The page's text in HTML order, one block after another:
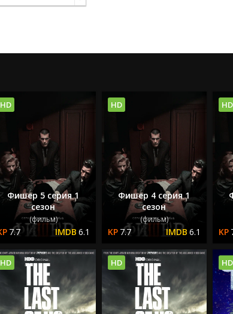
Фишер 5 серия 1
сезон
(фильм)
7.7 6.1
HD
Фишер 4 серия 1
сезон
(фильм)
7.7 6.1
HD HD
HD HD HD